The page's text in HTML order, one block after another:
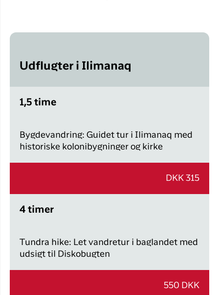
Udflugter i Ilimanaq
1,5 time
Bygdevandring: Guidet tur i Ilimanaq med
historiske kolonibygninger og kirke
DKK 315
4 timer
Tundra hike: Let vandretur i baglandet med
udsigt til Diskobugten
550 DKK